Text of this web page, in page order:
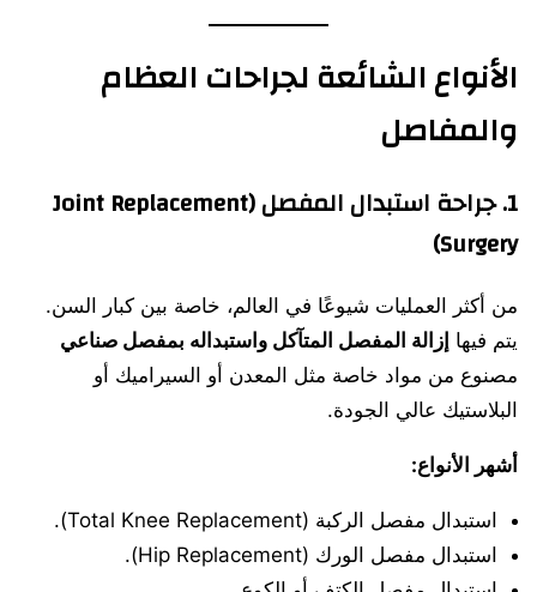
الأنواع الشائعة لجراحات العظام
والمفاصل
1. جراحة استبدال المفصل (Joint Replacement
Surgery)
من أكثر العمليات شيوعًا في العالم، خاصة بين كبار السن.
يتم فيها إزالة المفصل المتآكل واستبداله بمفصل صناعي
مصنوع من مواد خاصة مثل المعدن أو السيراميك أو
البلاستيك عالي الجودة.
أشهر الأنواع:
استبدال مفصل الركبة (Total Knee Replacement).
استبدال مفصل الورك (Hip Replacement).